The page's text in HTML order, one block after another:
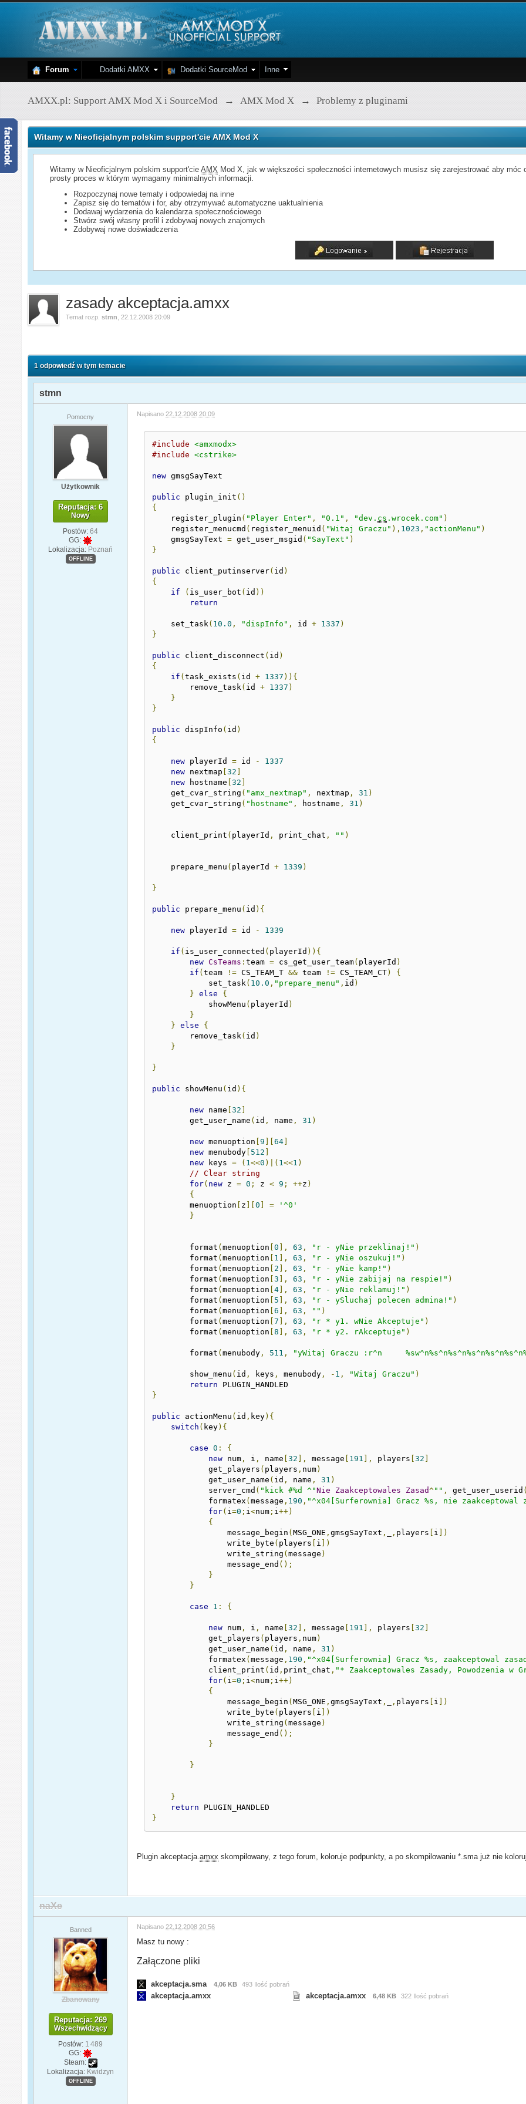
Forum Dodatki AMXX Dodatki SourceMod Inne
AMXX.pl: Support AMX Mod X i SourceMod → AMX Mod X → Problemy z pluginami
Witamy w Nieoficjalnym polskim support'cie AMX Mod X
Witamy w Nieoficjalnym polskim support'cieAMX Mod X, jak w większości społeczności internetowych musisz się zarejestrować aby
prosty proces w którym wymagamy minimalnych informacji.
Rozpoczynaj nowe tematy i odpowiedaj na inne
Zapisz się do tematów i for, aby otrzymywać automatyczne uaktualnienia
Dodawaj wydarzenia do kalendarza społecznościowego
Stwórz swój własny profil i zdobywaj nowych znajomych
Zdobywaj nowe doświadczenia
zasady akceptacja.amxx
Temat rozp.stmn 22.12.2008 20:09
1 odpowiedź w tym temacie
stmn
Pomocny
Użytkownik
Reputacja: 6
Nowy
Postów: 64
GG:
Lokalizacja: Poznań
OFFLINE
Napisano 22.12.2008 20:09
#include
<amxmodx>
#include
<cstrike>
new gmsgSayText
public plugin_init ()
{
    register_plugin
( "Player Enter" , "0.1" , "dev. cs .wrocek.com" )
    register_menucmd
( register_menuid ( "Witaj Graczu" ), 1023 , "actionMenu" )
    gmsgSayText
= get_user_msgid ( "SayText" )
}
public client_putinserver( id )
{
if
( is_user_bot ( id ))
return
    set_task
( 10.0 , "dispInfo" , id + 1337 )
}
public client_disconnect ( id )
{
if (task_exists ( id + 1337 )){
        remove_task
( id + 1337 )
}
}
public dispInfo ( id )
{
new playerId = id -
1337
new nextmap [32 ]
new hostname [32 ]
    get_cvar_string
( "amx_nextmap" , nextmap , 31 )
    get_cvar_string
( "hostname" , hostname , 31 )
    client_print
( playerId , print_chat , "" )
    prepare_menu
( playerId + 1339 )
}
public prepare_menu ( id ){
new playerId = id - 1339
if ( is_user_connected ( playerId )){
new CsTeams :team = cs_get_user_team( playerId )
if (team != CS_TEAM_T && team != CS_TEAM_CT)
{
            set_task
( 10.0 , "prepare_menu" , id )
}
else
{
            showMenu
( playerId )
}
}
else
{
        remove_task
( id )
}
}
public showMenu ( id ){
new name [32 ]
        get_user_name
( id , name , 31 )
new menuoption [9 ][64]
new menubody [ 512 ]
new keys = ( 1<<0 )|( 1<<1 )
// Clear string
for( new z = 0 ; z < 9 ; ++z )
{
        menuoption
[ z ][0 ] =
'^0'
}
        format
(menuoption [0 ], 63 , "r - yNie przeklinaj!" )
        format
(menuoption [ 1 ], 63 , "r - yNie oszukuj!" )
        format
(menuoption [ 2 ], 63 , "r - yNie kamp!" )
        format
(menuoption [3 ], 63 , "r - yNie zabijaj na respie!" )
        format
(menuoption [4], 63 , "r - yNie reklamuj!" )
        format
(menuoption [ 5 ], 63 , "r - ySluchaj polecen admina!" )
        format
(menuoption [6 ], 63 , "" )
        format
(menuoption [7 ], 63 , "r * y1. wNie Akceptuje" )
        format
(menuoption [8 ], 63 , "r * y2. rAkceptuje" )
        format
(menubody , 511 , "yWitaj Graczu :r^n
        show_menu
( id , keys , menubody , - 1 , "Witaj Graczu" )
return
}
public actionMenu ( id , key){
switch ( key){
case 0 :
{
new num , i , name [32 ], message [ 191 ], players [32 ]
            get_players
( players , num)
            get_user_name
( id , name , 31 )
            server_cmd
( "kick #%d ^"Nie Zaakceptowales Zasad^"" , get_user_userid
            formatex
(message , 190 , "^x04[Surferownia] Gracz %s, nie zaakceptowal
for( i=0 ; i<num ; i++)
{
                message_begin
(MSG_ONE ,gmsgSayText , , players [ i ])
                write_byte
( players [ i ])
                write_string
(message )
                message_end
();
}
}
case 1 : {
new num , i , name [32 ], message [ 191 ], players [32 ]
            get_players
( players , num)
            get_user_name
( id , name , 31 )
            formatex
(message , 190 , "^x04[Surferownia] Gracz %s, zaakceptowal
            client_print
( id , print_chat , "* Zaakceptowales Zasady, Powodzenia w
for( i=0 ; i<num ; i++)
{
                message_begin
(MSG_ONE ,gmsgSayText , , players [ i ])
                write_byte
( players [ i ])
                write_string
(message )
                message_end
();
}
}
}
return
}
Plugin akceptacja.amxx skompilowany, z tego forum, koloruje podpunkty, a po skompilowaniu *.sma już nie
naXe
Banned
Zbanowany
Reputacja: 269
Wszechwidzący
Postów: 1 489
GG:
Steam:
Lokalizacja: Kwidzyn
OFFLINE
Napisano 22.12.2008 20:56
Masz tu nowy :
Załączone pliki
akceptacja.sma 4,06 KB 493 Ilość pobrań
akceptacja.amxx akceptacja.amxx 6,48 KB 322 Ilość pobrań